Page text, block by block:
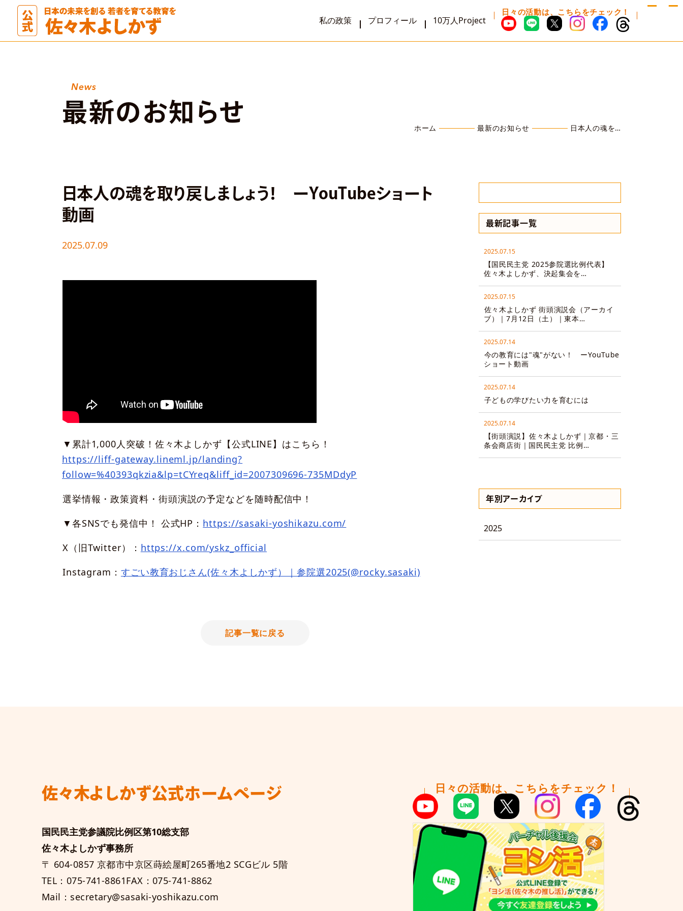
私の政策 プロフィール 10万人Project
日々の活動は、こちらをチェック！
News
最新のお知らせ
ホーム 最新のお知らせ 日本人の魂を…
日本人の魂を取り戻しましょう！ ーYouTubeショート
動画
2025.07.09
▼累計1,000人突破！佐々木よしかず【公式LINE】はこちら！
https://liff-gateway.lineml.jp/landing?
follow=%40393qkzia&lp=tCYreq&liff_id=2007309696-735MDdyP
選挙情報・政策資料・街頭演説の予定などを随時配信中！
▼各SNSでも発信中！ 公式HP： https://sasaki-yoshikazu.com/
X（旧Twitter）： https://x.com/yskz_official
Instagram： すごい教育おじさん(佐々木よしかず）｜参院選2025(@rocky.sasaki)
記事一覧に戻る
最新記事一覧
2025.07.15
【国民民主党 2025参院選比例代表】
佐々木よしかず、決起集会を…
2025.07.15
佐々木よしかず 街頭演説会（アーカイ
ブ）｜7月12日（土）｜東本…
2025.07.14
今の教育には"魂"がない！ ーYouTube
ショート動画
2025.07.14
子どもの学びたい力を育むには
2025.07.14
【街頭演説】佐々木よしかず｜京都・三
条会商店街｜国民民主党 比例…
年別アーカイブ
2025
佐々木よしかず公式ホームページ
国民民主党参議院比例区第10総支部
佐々木よしかず事務所
〒 604-0857 京都市中京区蒔絵屋町265番地2 SCGビル 5階
TEL：075-741-8861FAX：075-741-8862
Mail：secretary@sasaki-yoshikazu.com
日々の活動は、こちらをチェック！